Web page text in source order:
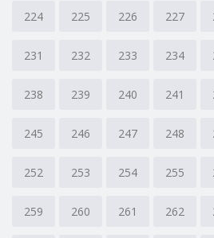
224 225 226 227
231 232 233 234
238 239 240 241
245 246 247 248
252 253 254 255
259 260 261 262